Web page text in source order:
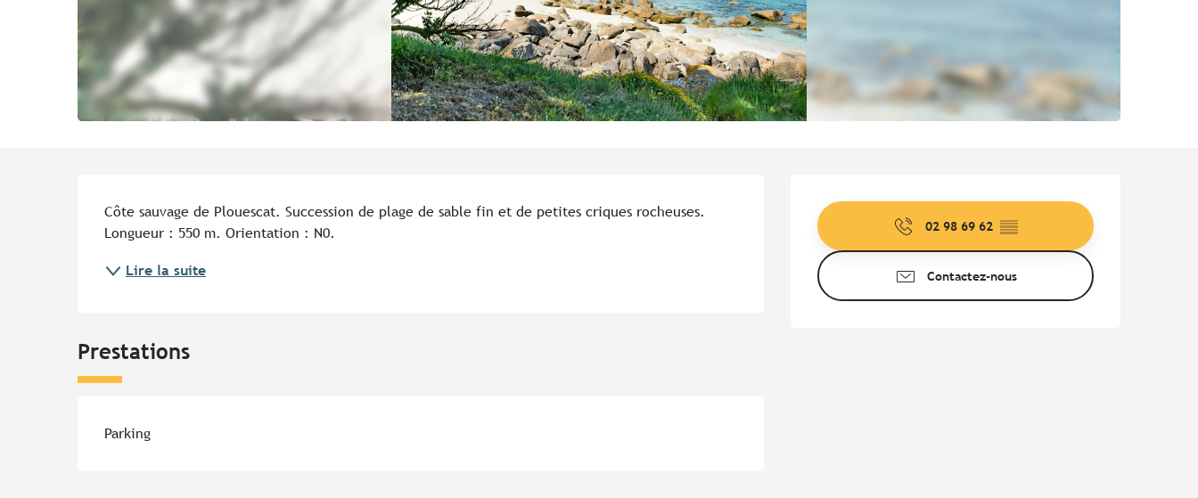
Ouverture et coordonnées
02 98 69 62 ▒▒
Contactez-nous
Côte sauvage de Plouescat. Succession de plage de sable fin et de petites criques rocheuses.
Longueur : 550 m. Orientation : N0.
Lire la suite
Prestations
Parking